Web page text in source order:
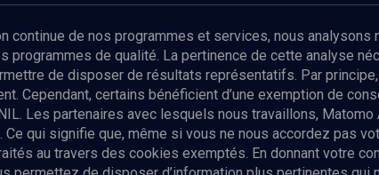
Abonnez-vous à notre newsletter
continue de nos programmes et services, nous
programmes de qualité. La pertinence de cette analyse
de disposer de résultats représentatifs. Par
Cependant, certains bénéficient d’une exemption de
Les partenaires avec lesquels nous travaillons,
qui signifie que, même si vous ne nous accordez pas
au travers des cookies exemptés. En donnant votre